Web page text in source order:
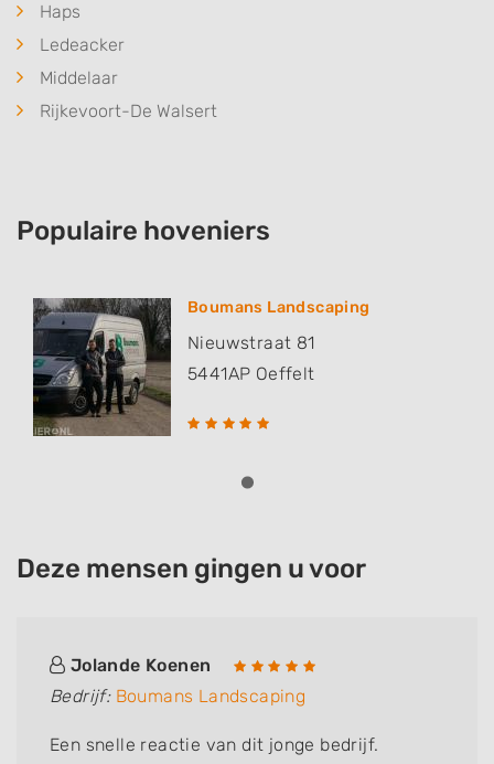
Haps
Ledeacker
Middelaar
Rijkevoort-De Walsert
Populaire hoveniers
Boumans Landscaping
Nieuwstraat 81
5441AP Oeffelt
Deze mensen gingen u voor
Jolande Koenen
Bedrijf: Boumans Landscaping
Een snelle reactie van dit jonge bedrijf.